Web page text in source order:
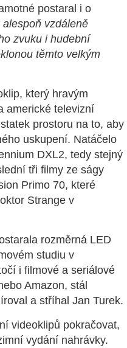
postaral i o
alespoň vzdáleně
zvuku i hudební
těmto velkým
který hravým
americké televizní
prostoru na to, aby
uskupení. Natáčelo
DXL2, tedy stejný
tři filmy ze ságy
Primo 70, které
Strange v
rozměrná LED
studiu v
i filmové a seriálové
Amazon, stál
a stříhal Jan Turek.
videoklipů pokračovat,
vydání nahrávky.